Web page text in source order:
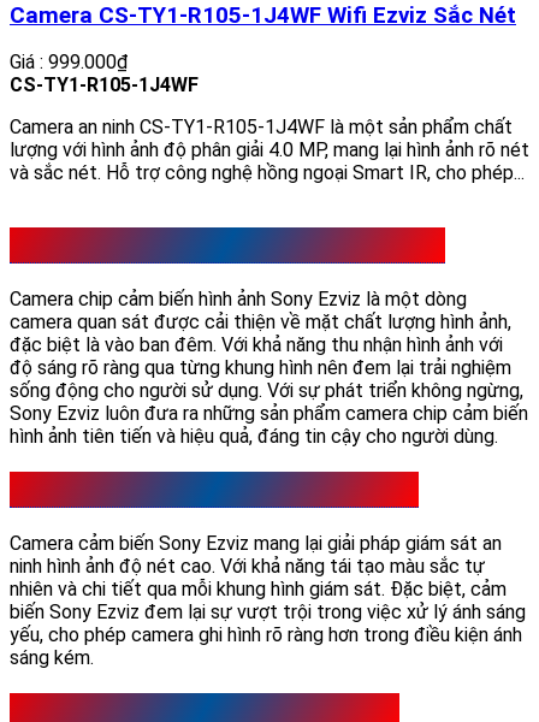
Camera CS-TY1-R105-1J4WF Wifi Ezviz Sắc Nét
Giá : 999.000₫
CS-TY1-R105-1J4WF
Camera an ninh CS-TY1-R105-1J4WF là một sản phẩm chất
lượng với hình ảnh độ phân giải 4.0 MP, mang lại hình ảnh rõ nét
và sắc nét. Hỗ trợ công nghệ hồng ngoại Smart IR, cho phép...
Camera chip cảm biến hình ảnh Sony Ezviz là một dòng
camera quan sát được cải thiện về mặt chất lượng hình ảnh,
đặc biệt là vào ban đêm. Với khả năng thu nhận hình ảnh với
độ sáng rõ ràng qua từng khung hình nên đem lại trải nghiệm
sống động cho người sử dụng. Với sự phát triển không ngừng,
Sony Ezviz luôn đưa ra những sản phẩm camera chip cảm biến
hình ảnh tiên tiến và hiệu quả, đáng tin cậy cho người dùng.
Camera cảm biến Sony Ezviz mang lại giải pháp giám sát an
ninh hình ảnh độ nét cao. Với khả năng tái tạo màu sắc tự
nhiên và chi tiết qua mỗi khung hình giám sát. Đặc biệt, cảm
biến Sony Ezviz đem lại sự vượt trội trong việc xử lý ánh sáng
yếu, cho phép camera ghi hình rõ ràng hơn trong điều kiện ánh
sáng kém.